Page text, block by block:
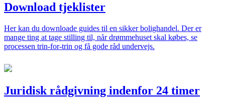
Download tjeklister
Her kan du downloade guides til en sikker bolighandel. Der er
mange ting at tage stilling til, når drømmehuset skal købes, se
processen trin-for-trin og få gode råd undervejs.
Juridisk rådgivning indenfor 24 timer